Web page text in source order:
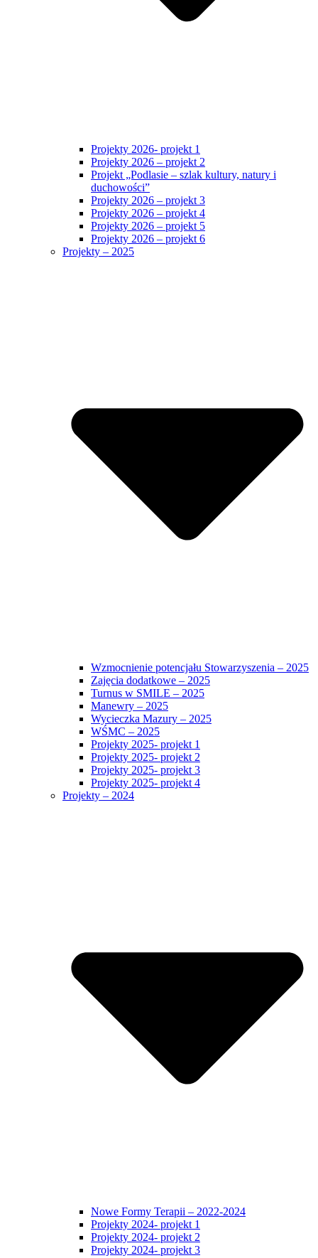
Projekty 2026- projekt 1
Projekty 2026 – projekt 2
Projekt „Podlasie – szlak kultury, natury i
duchowości”
Projekty 2026 – projekt 3
Projekty 2026 – projekt 4
Projekty 2026 – projekt 5
Projekty 2026 – projekt 6
Projekty – 2025
Wzmocnienie potencjału Stowarzyszenia – 2025
Zajęcia dodatkowe – 2025
Turnus w SMILE – 2025
Manewry – 2025
Wycieczka Mazury – 2025
WŚMC – 2025
Projekty 2025- projekt 1
Projekty 2025- projekt 2
Projekty 2025- projekt 3
Projekty 2025- projekt 4
Projekty – 2024
Nowe Formy Terapii – 2022-2024
Projekty 2024- projekt 1
Projekty 2024- projekt 2
Projekty 2024- projekt 3